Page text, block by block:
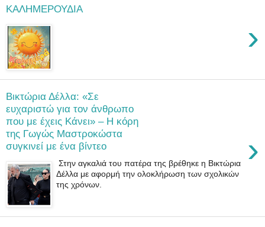
ΚΑΛΗΜΕΡΟΥΔΙΑ
›
Βικτώρια Δέλλα: «Σε
ευχαριστώ για τον άνθρωπο
που με έχεις Κάνει» – Η κόρη
της Γωγώς Μαστροκώστα
συγκινεί με ένα βίντεο
›
Στην αγκαλιά του πατέρα της βρέθηκε η Βικτώρια
Δέλλα με αφορμή την ολοκλήρωση των σχολικών
της χρόνων.